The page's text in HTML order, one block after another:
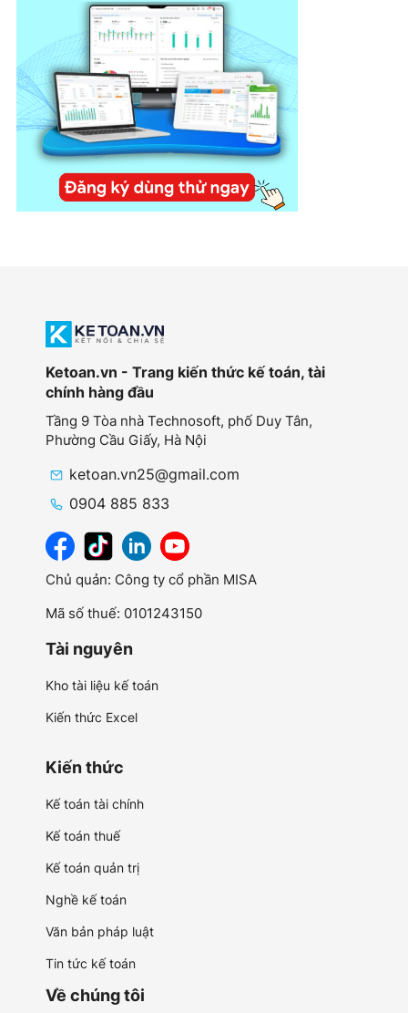
Ketoan.vn - Trang kiến thức kế toán, tài
chính hàng đầu
Tầng 9 Tòa nhà Technosoft, phố Duy Tân,
Phường Cầu Giấy, Hà Nội
ketoan.vn25@gmail.com
0904 885 833
Chủ quản: Công ty cổ phần MISA
Mã số thuế: 0101243150
Tài nguyên
Kho tài liệu kế toán
Kiến thức Excel
Kiến thức
Kế toán tài chính
Kế toán thuế
Kế toán quản trị
Nghề kế toán
Văn bản pháp luật
Tin tức kế toán
Về chúng tôi